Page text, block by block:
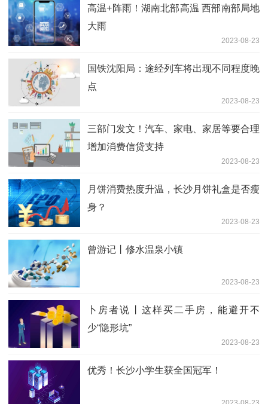
高温+阵雨！湖南北部高温 西部南部局地
大雨
2023-08-23
国铁沈阳局：途经列车将出现不同程度晚
点
2023-08-23
三部门发文！汽车、家电、家居等要合理
增加消费信贷支持
2023-08-23
月饼消费热度升温，长沙月饼礼盒是否瘦
身？
2023-08-23
曾游记丨修水温泉小镇
2023-08-23
卜房者说丨这样买二手房，能避开不
少“隐形坑”
2023-08-23
优秀！长沙小学生获全国冠军！